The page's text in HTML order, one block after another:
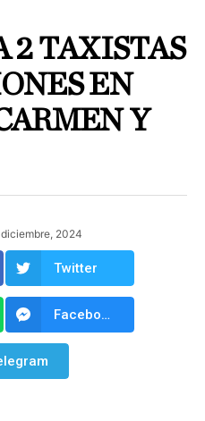
2 TAXISTAS
EN
Y
diciembre, 2024
Twitter
Facebook Messenger